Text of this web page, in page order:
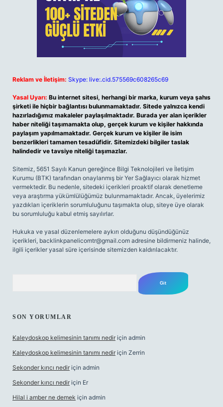
Reklam ve İletişim: Skype: live:.cid.575569c608265c69
Yasal Uyarı: Bu internet sitesi, herhangi bir marka, kurum veya şahıs
şirketi ile hiçbir bağlantısı bulunmamaktadır. Sitede yalnızca kendi
hazırladığımız makaleler paylaşılmaktadır. Burada yer alan içerikler
haber niteliği taşımamakta olup, gerçek kurum ve kişiler hakkında
paylaşım yapılmamaktadır. Gerçek kurum ve kişiler ile isim
benzerlikleri tamamen tesadüfidir. Sitemizdeki bilgiler taslak
halindedir ve tavsiye niteliği taşımazlar.
Sitemiz, 5651 Sayılı Kanun gereğince Bilgi Teknolojileri ve İletişim
Kurumu (BTK) tarafından onaylanmış bir Yer Sağlayıcı olarak hizmet
vermektedir. Bu nedenle, sitedeki içerikleri proaktif olarak denetleme
veya araştırma yükümlülüğümüz bulunmamaktadır. Ancak, üyelerimiz
yazdıkları içeriklerin sorumluluğunu taşımakta olup, siteye üye olarak
bu sorumluluğu kabul etmiş sayılırlar.
Hukuka ve yasal düzenlemelere aykırı olduğunu düşündüğünüz
içerikleri, backlinkpanelicomtr@gmail.com adresine bildirmeniz halinde,
ilgili içerikler yasal süre içerisinde sitemizden kaldırılacaktır.
SON YORUMLAR
Kaleydoskop kelimesinin tanımı nedir için admin
Kaleydoskop kelimesinin tanımı nedir için Zerrin
Sekonder kırıcı nedir için admin
Sekonder kırıcı nedir için Er
Hilal i amber ne demek için admin